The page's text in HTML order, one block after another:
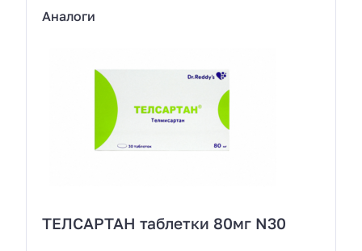
Аналоги
ТЕЛСАРТАН таблетки 80мг N30